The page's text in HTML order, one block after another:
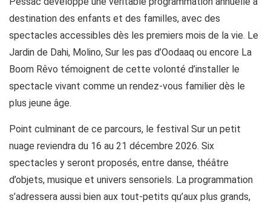
destination des enfants et des familles, avec des
spectacles accessibles dès les premiers mois de la vie. Le
Jardin de Dahi, Molino, Sur les pas d’Oodaaq ou encore La
Boom Rêvo témoignent de cette volonté d’installer le
spectacle vivant comme un rendez-vous familier dès le
plus jeune âge.
Point culminant de ce parcours, le festival Sur un petit
nuage reviendra du 16 au 21 décembre 2026. Six
spectacles y seront proposés, entre danse, théâtre
d’objets, musique et univers sensoriels. La programmation
s’adressera aussi bien aux tout-petits qu’aux plus grands,